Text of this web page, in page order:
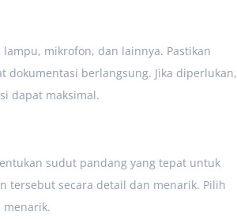
mikrofon, dan lainnya. Pastikan
dokumentasi berlangsung. Jika diperlukan,
dapat maksimal.
sudut pandang yang tepat untuk
tersebut secara detail dan menarik. Pilih
menarik.